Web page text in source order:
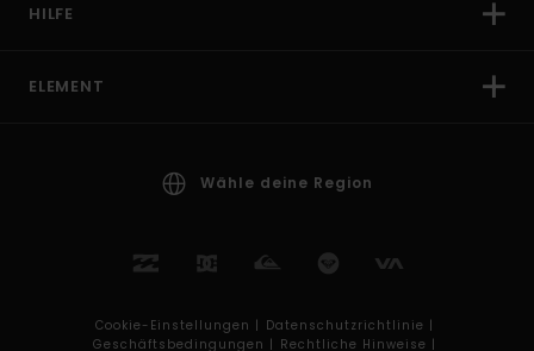
HILFE
ELEMENT
Wähle deine Region
Cookie-Einstellungen | Datenschutzrichtlinie |
Geschäftsbedingungen | Rechtliche Hinweise |